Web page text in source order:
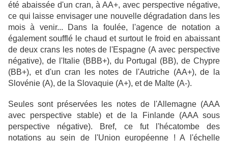
été abaissée d'un cran, à AA+, avec perspective négative,
ce qui laisse envisager une nouvelle dégradation dans les
mois à venir... Dans la foulée, l'agence de notation a
également soufflé le chaud et surtout le froid en abaissant
de deux crans les notes de l'Espagne (A avec perspective
négative), de l'Italie (BBB+), du Portugal (BB), de Chypre
(BB+), et d'un cran les notes de l'Autriche (AA+), de la
Slovénie (A), de la Slovaquie (A+), et de Malte (A-).
Seules sont préservées les notes de l'Allemagne (AAA
avec perspective stable) et de la Finlande (AAA sous
perspective négative). Bref, ce fut l'hécatombe des
notations au sein de l'Union européenne ! A l'échelle